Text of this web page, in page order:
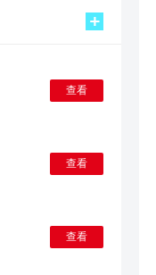
查看
查看
查看